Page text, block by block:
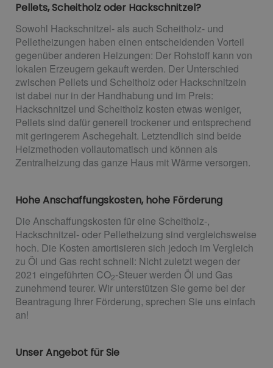
Pellets, Scheitholz oder Hackschnitzel?
Sowohl Hackschnitzel- als auch Scheitholz- und
Pelletheizungen haben einen entscheidenden Vorteil
gegenüber anderen Heizungen: Der Rohstoff kann von
lokalen Erzeugern gekauft werden. Der Unterschied
zwischen Pellets und Scheitholz oder Hackschnitzeln
ist dabei nur in der Handhabung und im Preis:
Hackschnitzel und Scheitholz kosten etwas weniger,
Pellets sind dafür generell trockener und entsprechend
mit geringerem Aschegehalt. Letztendlich sind beide
Heizmethoden vollautomatisch und können als
Zentralheizung das ganze Haus mit Wärme versorgen.
Hohe Anschaffungskosten, hohe Förderung
Die Anschaffungskosten für eine Scheitholz-,
Hackschnitzel- oder Pelletheizung sind vergleichsweise
hoch. Die Kosten amortisieren sich jedoch im Vergleich
zu Öl und Gas recht schnell: Nicht zuletzt wegen der
2021 eingeführten CO2-Steuer werden Öl und Gas
zunehmend teurer. Wir unterstützen Sie gerne bei der
Beantragung Ihrer Förderung, sprechen Sie uns einfach
an!
Unser Angebot für Sie